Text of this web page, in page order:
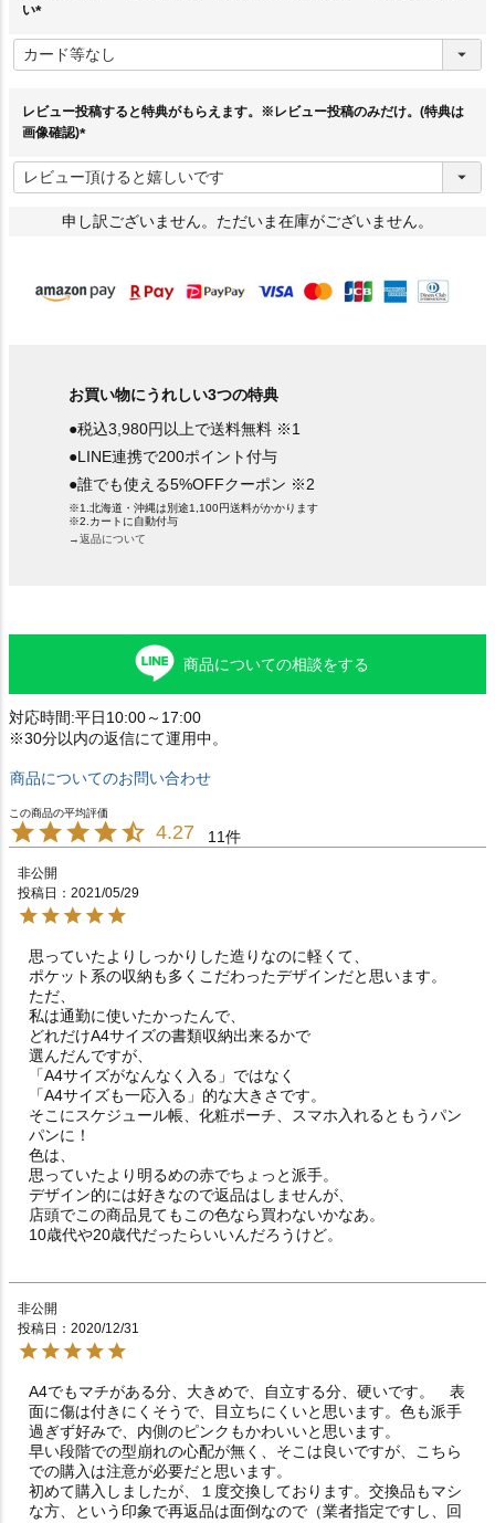
い
必
須
レビュー投稿すると特典がもらえます。※レビュー投稿のみだけ。(特典は
画像確認)
必
須
)
申し訳ございません。ただいま在庫がございません。
お買い物にうれしい3つの特典
●税込3,980円以上で送料無料 ※1
●LINE連携で200ポイント付与
●誰でも使える5%OFFクーポン ※2
※1.北海道・沖縄は別途1,100円送料がかかります
※2.カートに自動付与
→返品について
商品についての相談をする
対応時間:平日10:00～17:00
※30分以内の返信にて運用中。
商品についてのお問い合わせ
4.27 11
非公開
投稿日
2021/05/29
思っていたよりしっかりした造りなのに軽くて、
ポケット系の収納も多くこだわったデザインだと思います。
ただ、
私は通勤に使いたかったんで、
どれだけA4サイズの書類収納出来るかで
選んだんですが、
「A4サイズがなんなく入る」ではなく
「A4サイズも一応入る」的な大きさです。
そこにスケジュール帳、化粧ポーチ、スマホ入れるともうパン
パンに！
色は、
思っていたより明るめの赤でちょっと派手。
デザイン的には好きなので返品はしませんが、
店頭でこの商品見てもこの色なら買わないかなあ。
10歳代や20歳代だったらいいんだろうけど。
非公開
投稿日
2020/12/31
A4でもマチがある分、大きめで、自立する分、硬いです。　表
面に傷は付きにくそうで、目立ちにくいと思います。色も派手
過ぎず好みで、内側のピンクもかわいいと思います。
早い段階での型崩れの心配が無く、そこは良いですが、こちら
での購入は注意が必要だと思います。
初めて購入しましたが、１度交換しております。交換品もマシ
な方、という印象で再返品は面倒なので（業者指定ですし、回